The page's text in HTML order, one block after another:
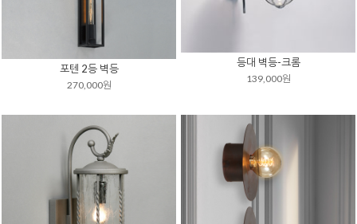
포텐 2등 벽등
270,000원
등대 벽등-크롬
139,000원